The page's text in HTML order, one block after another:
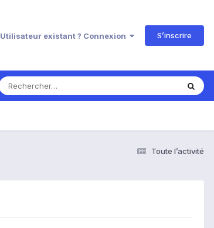
Utilisateur existant ? Connexion S’inscrire
Toute l’activité